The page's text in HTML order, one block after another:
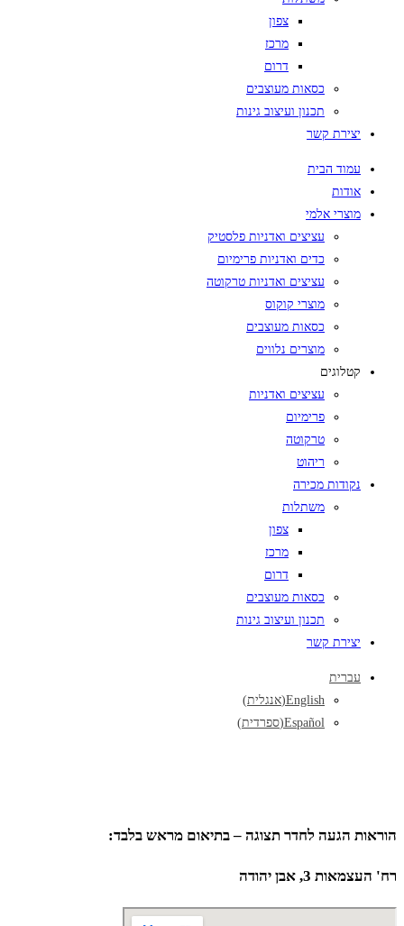
צפון
מרכז
דרום
כסאות מעוצבים
תכנון ועיצוב גינות
יצירת קשר
עמוד הבית
אודות
מוצרי אלמי
עציצים ואדניות פלסטיק
כדים ואדניות פרימיום
עציצים ואדניות טרקוטה
מוצרי קוקוס
כסאות מעוצבים
מוצרים נלווים
קטלוגים
עציצים ואדניות
פרימיום
טרקוטה
ריהוט
נקודות מכירה
משתלות
צפון
מרכז
דרום
כסאות מעוצבים
תכנון ועיצוב גינות
יצירת קשר
עברית
English
(אנגלית)
Español
(ספרדית)
הוראות הגעה לחדר תצוגה – בתיאום מראש בלבד:
רח' העצמאות 3, אבן יהודה